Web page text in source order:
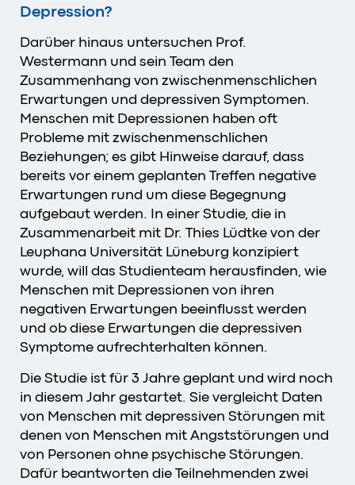
Depression?
Darüber hinaus untersuchen Prof.
Westermann und sein Team den
Zusammenhang von zwischenmenschlichen
Erwartungen und depressiven Symptomen.
Menschen mit Depressionen haben oft
Probleme mit zwischenmenschlichen
Beziehungen; es gibt Hinweise darauf, dass
bereits vor einem geplanten Treffen negative
Erwartungen rund um diese Begegnung
aufgebaut werden. In einer Studie, die in
Zusammenarbeit mit Dr. Thies Lüdtke von der
Leuphana Universität Lüneburg konzipiert
wurde, will das Studienteam herausfinden, wie
Menschen mit Depressionen von ihren
negativen Erwartungen beeinflusst werden
und ob diese Erwartungen die depressiven
Symptome aufrechterhalten können.
Die Studie ist für 3 Jahre geplant und wird noch
in diesem Jahr gestartet. Sie vergleicht Daten
von Menschen mit depressiven Störungen mit
denen von Menschen mit Angststörungen und
von Personen ohne psychische Störungen.
Dafür beantworten die Teilnehmenden zwei